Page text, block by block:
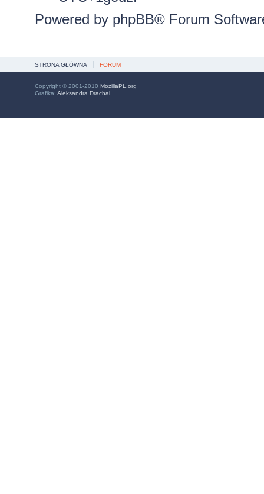
Powered by phpBB® Forum
STRONA GŁÓWNA FORUM
Copyright © 2001-2010 MozillaPL.org
Grafika: Aleksandra Drachal